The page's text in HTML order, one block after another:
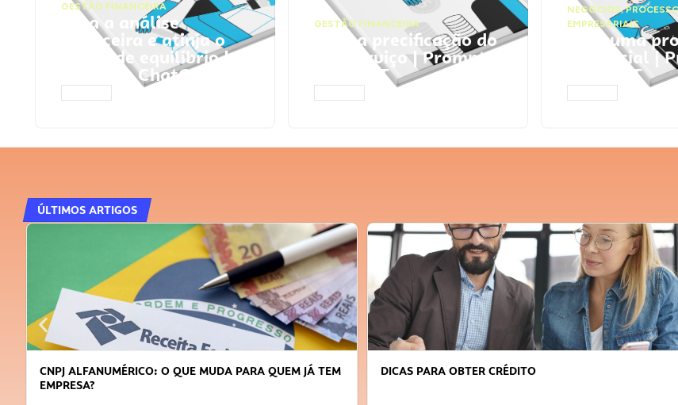
GESTÃO FINANCEIRA
Faça a análise
financeira e atinja o
ponto de equilíbrio |
Prompts ChatGPT
GESTÃO FINANCEIRA
Faça a precificação do
seu serviço | Prompts
ChatGPT
NEGÓCIOS,
EMPRESARIAIS
Faça uma
comercial |
ChatGPT
ÚLTIMOS ARTIGOS
CNPJ ALFANUMÉRICO: O QUE MUDA PARA QUEM JÁ TEM
EMPRESA?
DICAS PARA OBTER CRÉDITO